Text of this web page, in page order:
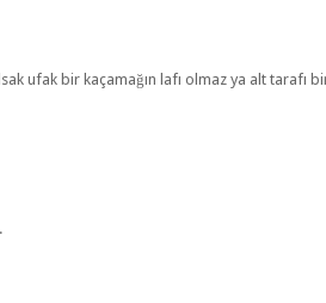
ufak bir kaçamağın lafı olmaz ya alt tarafı